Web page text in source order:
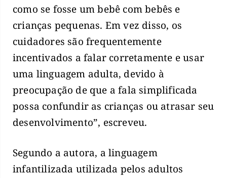
como se fosse um bebê com bebês e
crianças pequenas. Em vez disso, os
cuidadores são frequentemente
incentivados a falar corretamente e usar
uma linguagem adulta, devido à
preocupação de que a fala simplificada
possa confundir as crianças ou atrasar seu
desenvolvimento”, escreveu.
Segundo a autora, a linguagem
infantilizada utilizada pelos adultos